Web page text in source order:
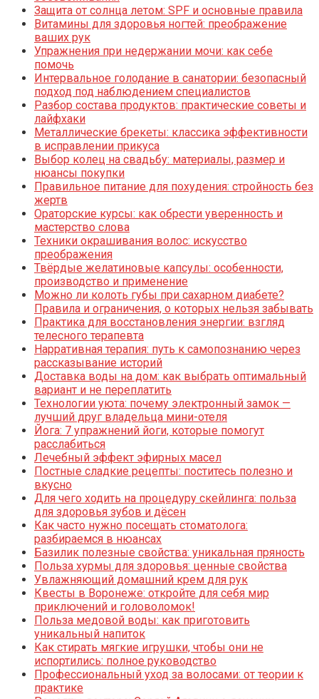
Защита от солнца летом: SPF и основные правила
Витамины для здоровья ногтей: преображение
ваших рук
Упражнения при недержании мочи: как себе
помочь
Интервальное голодание в санатории: безопасный
подход под наблюдением специалистов
Разбор состава продуктов: практические советы и
лайфхаки
Металлические брекеты: классика эффективности
в исправлении прикуса
Выбор колец на свадьбу: материалы, размер и
нюансы покупки
Правильное питание для похудения: стройность без
жертв
Ораторские курсы: как обрести уверенность и
мастерство слова
Техники окрашивания волос: искусство
преображения
Твёрдые желатиновые капсулы: особенности,
производство и применение
Можно ли колоть губы при сахарном диабете?
Правила и ограничения, о которых нельзя забывать
Практика для восстановления энергии: взгляд
телесного терапевта
Нарративная терапия: путь к самопознанию через
рассказывание историй
Доставка воды на дом: как выбрать оптимальный
вариант и не переплатить
Технологии уюта: почему электронный замок —
лучший друг владельца мини-отеля
Йога: 7 упражнений йоги, которые помогут
расслабиться
Лечебный эффект эфирных масел
Постные сладкие рецепты: поститесь полезно и
вкусно
Для чего ходить на процедуру скейлинга: польза
для здоровья зубов и дёсен
Как часто нужно посещать стоматолога:
разбираемся в нюансах
Базилик полезные свойства: уникальная пряность
Польза хурмы для здоровья: ценные свойства
Увлажняющий домашний крем для рук
Квесты в Воронеже: откройте для себя мир
приключений и головоломок!
Польза медовой воды: как приготовить
уникальный напиток
Как стирать мягкие игрушки, чтобы они не
испортились: полное руководство
Профессиональный уход за волосами: от теории к
практике